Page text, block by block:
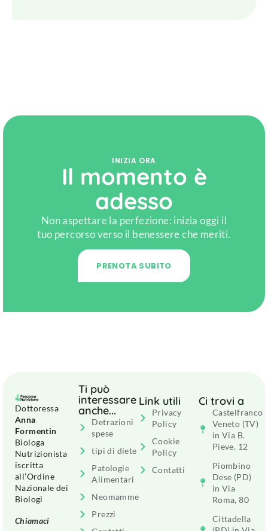
INIZIA ORA
Il momento è
adesso
Non aspettare la perfezione: inizia oggi il
tuo percorso verso il benessere che meriti.
PRENOTA SUBITO
Dottoressa
Anna
Formentin
Biologa
Nutrizionista
iscritta
all’Ordine
Nazionale dei
Biologi
Chiamaci
Ti può
interessare
anche...
Detrazioni
spese
tipi di diete
Patologie
Alimentari
Neomamme
Prezzi
Link utili
Privacy
Policy
Cookie
Policy
Contatti
Ci trovi a
Castelfranco
Veneto (TV)
in Via B.
Pieve, 12
Piombino
Dese (PD)
in Via
Roma, 80
Cittadella